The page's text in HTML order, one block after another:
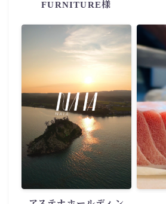
FURNITURE様